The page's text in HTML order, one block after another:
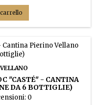
"CASTÉ" - CANTINA
DA 6 BOTTIGLIE)
0